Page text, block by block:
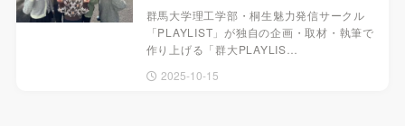
群馬大学理工学部・桐生魅力発信サークル
「PLAYLIST」が独自の企画・取材・執筆で
作り上げる「群大PLAYLIS…
2025-10-15